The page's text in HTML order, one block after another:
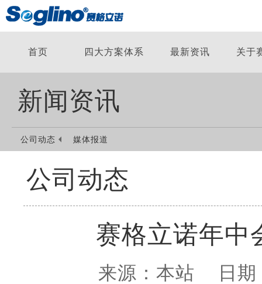
首页 四大方案体系 最新资讯 关于
新闻资讯
公司动态 媒体报道
公司动态
赛格立诺年中
来源：本站 日